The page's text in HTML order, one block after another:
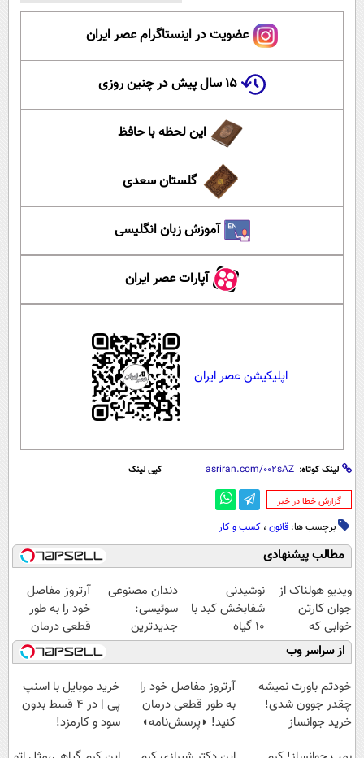
عضویت در اینستاگرام عصر ایران
۱۵ سال پیش در چنین روزی
این لحظه با حافظ
گلستان سعدی
آموزش زبان انگلیسی
آپارات عصر ایران
اپلیکیشن عصر ایران
لینک کوتاه: کپی لینک
‌گزارش خطا در خبر
برچسب ها: قانون ، کسب و کار
مطالب پیشنهادی
ویدیو هولناک از
جوان کارتن
خوابی که
میلیاردر شد.
آموزش رایگان
نوشیدنی
شفابخش کبد با
10 گیاه
موثر(تخفیف تا
امشب)
دندان مصنوعی
سوئیسی:
جدیدترین
فناوری اروپا،
سبک و مقاوم |
پرداخت قسطی
آرتروز مفاصل
خود را به طور
قطعی درمان
کنید!
◗پرسش‌نامه◖
از سراسر وب
خودتم باورت نمیشه
چقدر جوون شدی!
خرید جوانساز
آرتروز مفاصل خود را
به طور قطعی درمان
کنید! ◗پرسش‌نامه◖
خرید موبایل با اسنپ
پی | در ۴ قسط بدون
سود و کارمزد!